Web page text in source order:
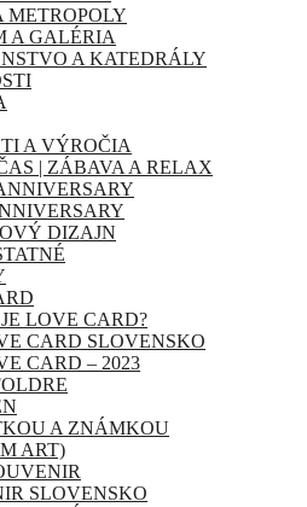
METROPOLY
A GALÉRIA
A KATEDRÁLY
A VÝROČIA
| ZÁBAVA A RELAX
DIZAJN
LOVE CARD?
CARD SLOVENSKO
CARD – 2023
A ZNÁMKOU
ART)
SLOVENSKO